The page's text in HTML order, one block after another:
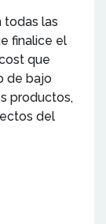
todas las
finalice el
que
de bajo
productos,
del